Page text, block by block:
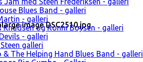
Blues Band - galleri
- galleri
Knudsen og Ronni Boysen - galleri
- galleri
galleri
& The Helping Hand Blues Band - galleri